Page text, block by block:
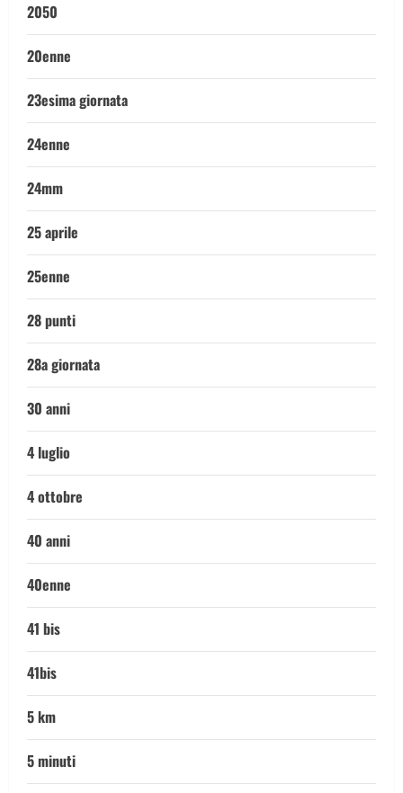
2050
20enne
23esima giornata
24enne
24mm
25 aprile
25enne
28 punti
28a giornata
30 anni
4 luglio
4 ottobre
40 anni
40enne
41 bis
41bis
5 km
5 minuti